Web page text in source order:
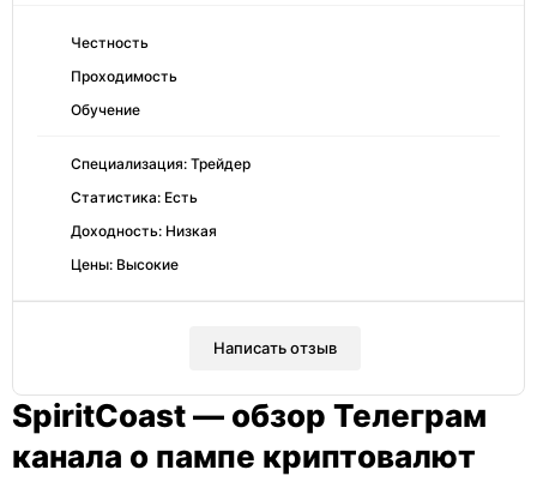
Честность
Проходимость
Обучение
Специализация: Трейдер
Статистика: Есть
Доходность: Низкая
Цены: Высокие
Написать отзыв
SpiritCoast — обзор Телеграм
канала о пампе криптовалют